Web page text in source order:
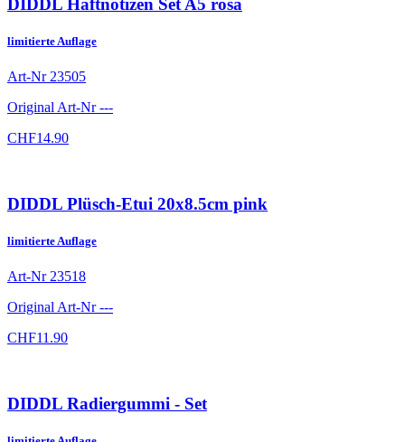
DIDDL Haftnotizen Set A5 rosa
limitierte Auflage
Art-Nr 23505
Original Art-Nr---
CHF14.90
DIDDL Plüsch-Etui 20x8.5cm pink
limitierte Auflage
Art-Nr 23518
Original Art-Nr---
CHF11.90
DIDDL Radiergummi - Set